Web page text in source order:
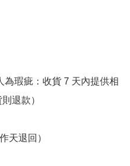
為瑕疵：收貨 7 天內提供相
退款）
天退回）